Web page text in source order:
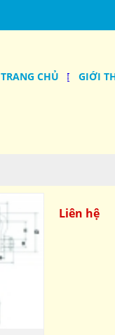
TRANG CHỦ GIỚI
Liên hệ